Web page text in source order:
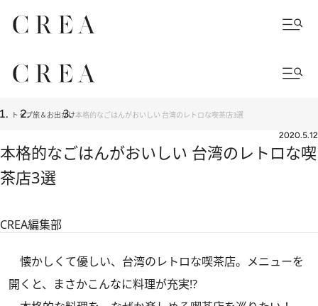
トップ旅＆お出かけ本格的なごはんがおいしい 台湾のレトロな喫茶店3選
2020.5.12
本格的なごはんがおいしい 台湾のレトロな喫
茶店3選
CREA編集部
懐かしくて優しい、台湾のレトロな喫茶店。メニューを
開くと、まさかこんなに料理が充実!?